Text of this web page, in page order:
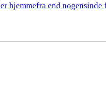
hjemmefra end nogensinde